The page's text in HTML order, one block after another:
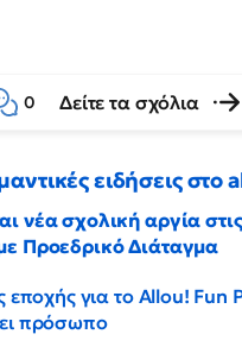
0 Δείτε τα σχόλια
ειδήσεις στο
νέα σχολική αργία
Προεδρικό Διάταγμα
εποχής για το Allou! Fun
πρόσωπο